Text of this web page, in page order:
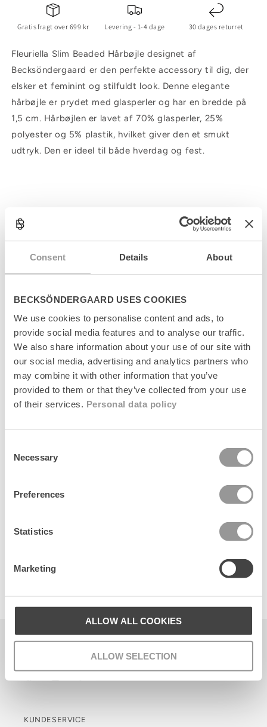
Consent Details About
BECKSÖNDERGAARD USES COOKIES
We use cookies to personalise content and ads, to
provide social media features and to analyse our traffic.
We also share information about your use of our site with
our social media, advertising and analytics partners who
may combine it with other information that you’ve
provided to them or that they’ve collected from your use
of their services. Personal data policy
Selection
Necessary
Preferences
Statistics
Marketing
ALLOW ALL COOKIES
ALLOW SELECTION
Gratis fragt over 699 kr Levering - 1-4 dage 30 dages returret
Fleuriella Slim Beaded Hårbøjle designet af
Becksöndergaard er den perfekte accessory til dig, der
elsker et feminint og stilfuldt look. Denne elegante
hårbøjle er prydet med glasperler og har en bredde på
1,5 cm. Hårbøjlen er lavet af 70% glasperler, 25%
polyester og 5% plastik, hvilket giver den et smukt
udtryk. Den er ideel til både hverdag og fest.
l
s
o
n
Produktinformation
Størrelsesguide
Fabrikant
Becksöndergaard ApS
FacebookInstagram
TikTok
KUNDESERVICE